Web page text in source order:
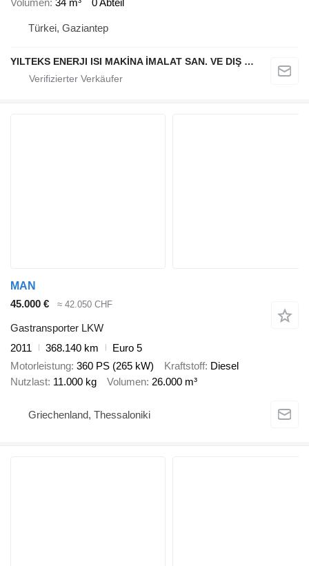
Türkei, Gaziantep
YILTEKS ENERJI ISI MAKİNA İMALAT SAN. VE DIŞ TİC. LTD. ŞTİ.
MAN
45.000 €
≈ 42.050 CHF
Gastransporter LKW
2011
368.140 km
Euro 5
Motorleistung 360 PS (265 kW) Kraftstoff Diesel
Nutzlast 11.000 kg Volumen 26.000 m³
Griechenland, Thessaloniki